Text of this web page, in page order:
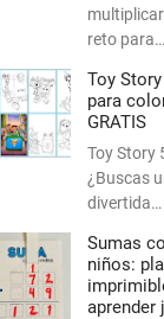
reto para…
Toy
para
GRATIS
Toy Story
¿Buscas
divertida…
Sumas
niños:
aprender